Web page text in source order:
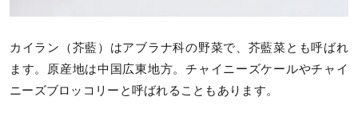
カイラン（芥藍）はアブラナ科の野菜で、芥藍菜とも呼ばれ
ます。原産地は中国広東地方。チャイニーズケールやチャイ
ニーズブロッコリーと呼ばれることもあります。